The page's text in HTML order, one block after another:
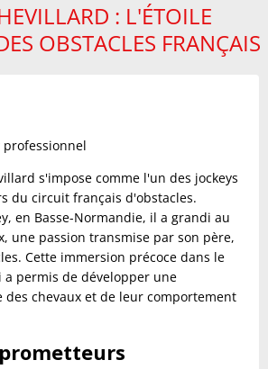
: L'ÉTOILE
OBSTACLES FRANÇAIS
professionnel
s'impose comme l'un des jockeys
du circuit français d'obstacles.
en Basse-Normandie, il a grandi au
une passion transmise par son père,
Cette immersion précoce dans le
permis de développer une
des chevaux et de leur comportement